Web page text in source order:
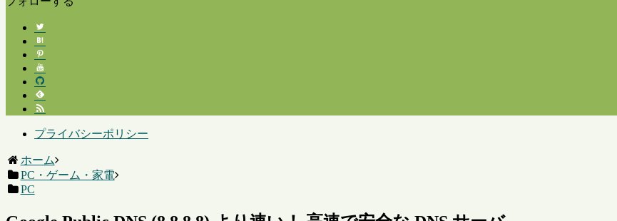
プライバシーポリシー
ホーム
PC・ゲーム・家電
PC